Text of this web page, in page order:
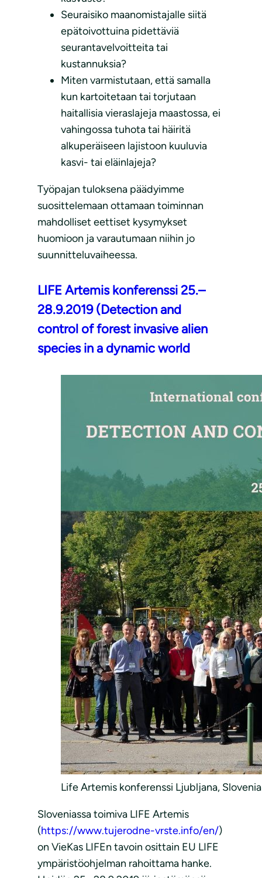
Seuraisiko maanomistajalle siitä
epätoivottuina pidettäviä
seurantavelvoitteita tai
kustannuksia?
Miten varmistutaan, että samalla
kun kartoitetaan tai torjutaan
haitallisia vieraslajeja maastossa, ei
vahingossa tuhota tai häiritä
alkuperäiseen lajistoon kuuluvia
kasvi- tai eläinlajeja?
Työpajan tuloksena päädyimme
suosittelemaan ottamaan toiminnan
mahdolliset eettiset kysymykset
huomioon ja varautumaan niihin jo
suunnitteluvaiheessa.
LIFE Artemis konferenssi 25.–
28.9.2019 (Detection and
control of forest invasive alien
species in a dynamic world
Life Artemis konferenssi Ljubljana,
Sloveniassa toimiva LIFE Artemis
(https://www.tujerodne-vrste.info/en/)
on VieKas LIFEn tavoin osittain EU LIFE
ympäristöohjelman rahoittama hanke.